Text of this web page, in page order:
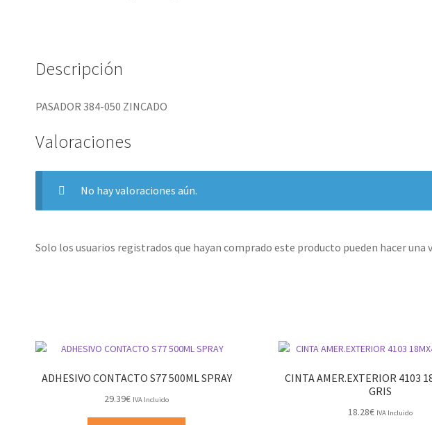
Descripción
PASADOR 384-050 ZINCADO
Valoraciones
No hay valoraciones aún.
Solo los usuarios registrados que hayan comprado este producto pueden hacer una
ADHESIVO CONTACTO S77 500ML SPRAY
29.39€ IVA Incluido
CINTA AMER.EXTERIOR 4103
GRIS
18.28€ IVA Incluido